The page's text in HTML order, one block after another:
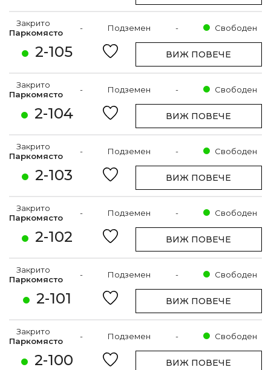
2-105
Закрито
Паркомясто
- Подземен - Свободен
ВИЖ ПОВЕЧЕ
2-104
Закрито
Паркомясто
- Подземен - Свободен
ВИЖ ПОВЕЧЕ
2-103
Закрито
Паркомясто
- Подземен - Свободен
ВИЖ ПОВЕЧЕ
2-102
Закрито
Паркомясто
- Подземен - Свободен
ВИЖ ПОВЕЧЕ
2-101
Закрито
Паркомясто
- Подземен - Свободен
ВИЖ ПОВЕЧЕ
2-100
Закрито
Паркомясто
- Подземен - Свободен
ВИЖ ПОВЕЧЕ